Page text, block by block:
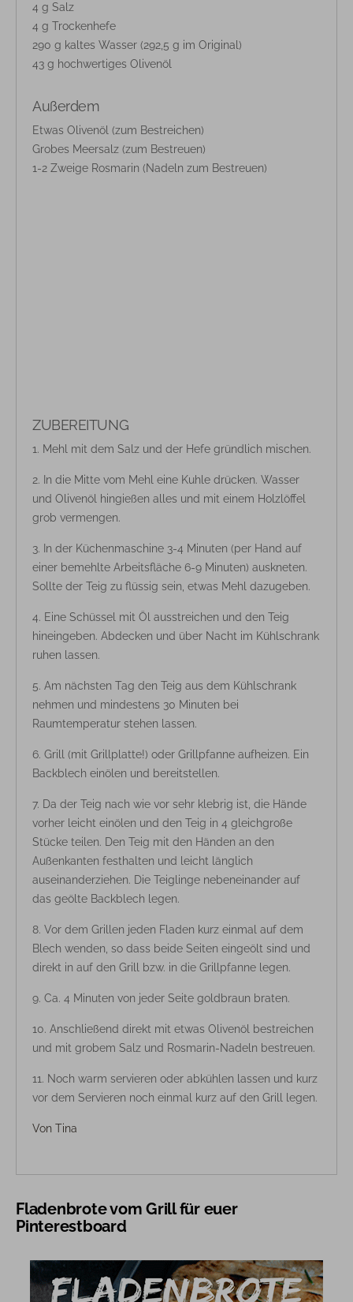
4 g Salz
4 g Trockenhefe
290 g kaltes Wasser (292,5 g im Original)
43 g hochwertiges Olivenöl
Außerdem
Etwas Olivenöl (zum Bestreichen)
Grobes Meersalz (zum Bestreuen)
1-2 Zweige Rosmarin (Nadeln zum Bestreuen)
ZUBEREITUNG
Mehl mit dem Salz und der Hefe gründlich mischen.
In die Mitte vom Mehl eine Kuhle drücken. Wasser
und Olivenöl hingießen alles und mit einem Holzlöffel
grob vermengen.
In der Küchenmaschine 3-4 Minuten (per Hand auf
einer bemehlte Arbeitsfläche 6-9 Minuten) auskneten.
Sollte der Teig zu flüssig sein, etwas Mehl dazugeben.
Eine Schüssel mit Öl ausstreichen und den Teig
hineingeben. Abdecken und über Nacht im Kühlschrank
ruhen lassen.
Am nächsten Tag den Teig aus dem Kühlschrank
nehmen und mindestens 30 Minuten bei
Raumtemperatur stehen lassen.
Grill (mit Grillplatte!) oder Grillpfanne aufheizen. Ein
Backblech einölen und bereitstellen.
Da der Teig nach wie vor sehr klebrig ist, die Hände
vorher leicht einölen und den Teig in 4 gleichgroße
Stücke teilen. Den Teig mit den Händen an den
Außenkanten festhalten und leicht länglich
auseinanderziehen. Die Teiglinge nebeneinander auf
das geölte Backblech legen.
Vor dem Grillen jeden Fladen kurz einmal auf dem
Blech wenden, so dass beide Seiten eingeölt sind und
direkt in auf den Grill bzw. in die Grillpfanne legen.
Ca. 4 Minuten von jeder Seite goldbraun braten.
Anschließend direkt mit etwas Olivenöl bestreichen
und mit grobem Salz und Rosmarin-Nadeln bestreuen.
Noch warm servieren oder abkühlen lassen und kurz
vor dem Servieren noch einmal kurz auf den Grill legen.
Von Tina
Fladenbrote vom Grill für euer
Pinterestboard